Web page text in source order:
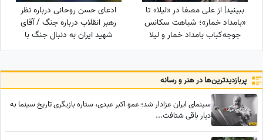
ببینید| از علی مصفا در «لیلا» تا
«بامداد خمار»؛ شباهت سکانس
جوجه‌کباب بامداد خمار و لیلا
سوژه شد
ادعای حسن روحانی درباره نظر
رهبر انقلاب درباره جنگ / آقای
شهید ایران به دنبال جنگ با
آمریکا بود؟
پربازدید‌ترین‌ها در هنر و رسانه
سینمای ایران عزادار شد؛ عمو اکبر عبدی، ستاره بازیگری تاریخ سینما به
دیار باقی شتافت...